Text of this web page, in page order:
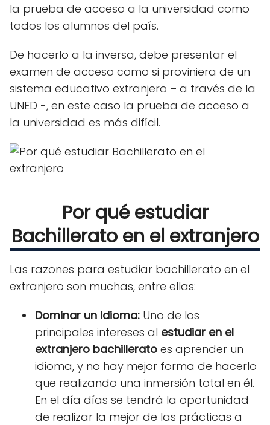
la prueba de acceso a la universidad como
todos los alumnos del país.
De hacerlo a la inversa, debe presentar el
examen de acceso como si proviniera de un
sistema educativo extranjero – a través de la
UNED -, en este caso la prueba de acceso a
la universidad es más difícil.
Por qué estudiar
Bachillerato en el extranjero
Las razones para estudiar bachillerato en el
extranjero son muchas, entre ellas:
Dominar un idioma: Uno de los
principales intereses al estudiar en el
extranjero bachillerato es aprender un
idioma, y no hay mejor forma de hacerlo
que realizando una inmersión total en él.
En el día días se tendrá la oportunidad
de realizar la mejor de las prácticas a